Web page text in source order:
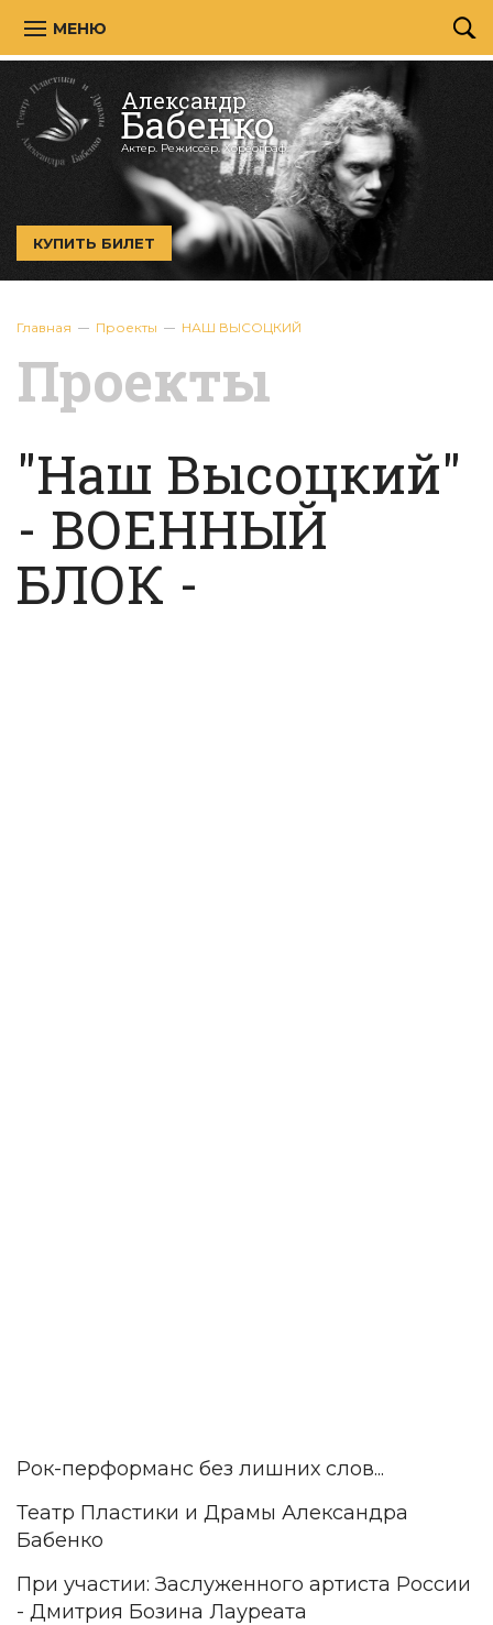
МЕНЮ
Александр
Бабенко
Актер. Режиссёр. Хореограф.
КУПИТЬ БИЛЕТ
Главная Проекты НАШ ВЫСОЦКИЙ
Проекты
"Наш Высоцкий"
- ВОЕННЫЙ
БЛОК -
Рок-перформанс без лишних слов...
Театр Пластики и Драмы Александра
Бабенко
При участии: Заслуженного артиста России
- Дмитрия Бозина Лауреата